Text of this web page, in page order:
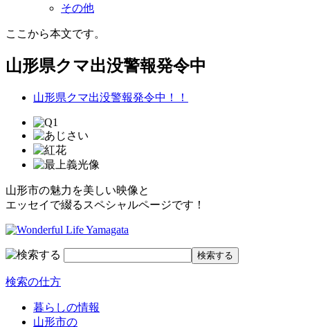
その他
ここから本文です。
山形県クマ出没警報発令中
山形県クマ出没警報発令中！！
山形市の魅力を美しい映像と
エッセイで綴るスペシャルページです！
検索の仕方
暮らしの情報
山形市の